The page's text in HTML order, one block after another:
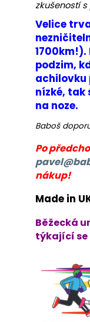
zkušeností
Velice
podzim,
achilovku
nízké, tak
na noze.
Baboš
Po
nákup!
Made in
Běžecká
týkající se
BĚŽECKÁ
BUNDA
RONHILL
STRIDE
JACKET
Původně: